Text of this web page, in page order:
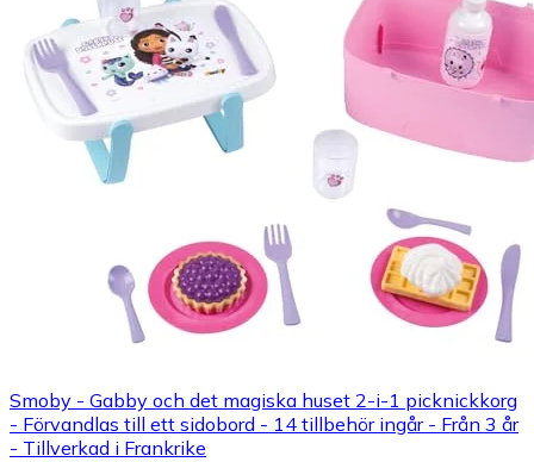
Smoby - Gabby och det magiska huset 2-i-1 picknickkorg
- Förvandlas till ett sidobord - 14 tillbehör ingår - Från 3 år
- Tillverkad i Frankrike